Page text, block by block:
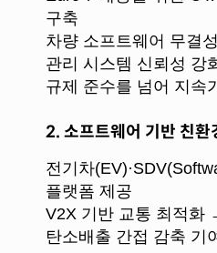
구축
차량 소프트웨어 무결
관리 시스템 신뢰성 강
규제 준수를 넘어 지속
2. 소프트웨어 기반 친환
전기차
플랫폼 제공
V2X 기반 교통 최적
탄소배출 간접 감축 기